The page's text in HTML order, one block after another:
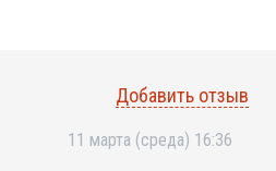
Добавить отзыв
11 марта (среда) 16:36